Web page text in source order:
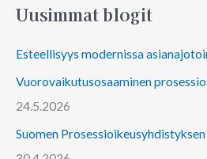
Uusimmat blogit
Esteellisyys modernissa
Vuorovaikutusosaaminen
24.5.2026
Suomen